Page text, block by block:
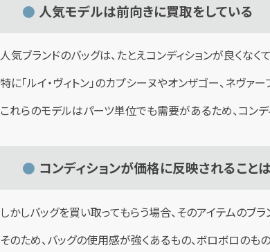
人気モデルは前向きに買取をしている
人気ブランドのバッグは、たとえコンディションが良くな
特に「ルイ・ヴィトン」のカプシーヌやオンザゴー、ネヴァ
これらのモデルはパーツ単位でも需要があるため、コンデ
コンディションが価格に反映されること
しかしバッグを買い取ってもらう場合、そのアイテムのブ
そのため、バッグの使用感が強くあるもの、ボロボロの